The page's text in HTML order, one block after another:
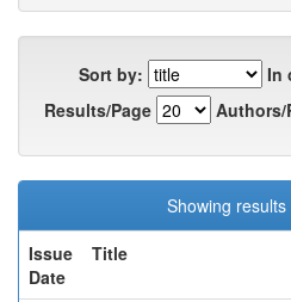
Sort by:
In
Results/Page
Authors/
Showing
Issue
Date
Title